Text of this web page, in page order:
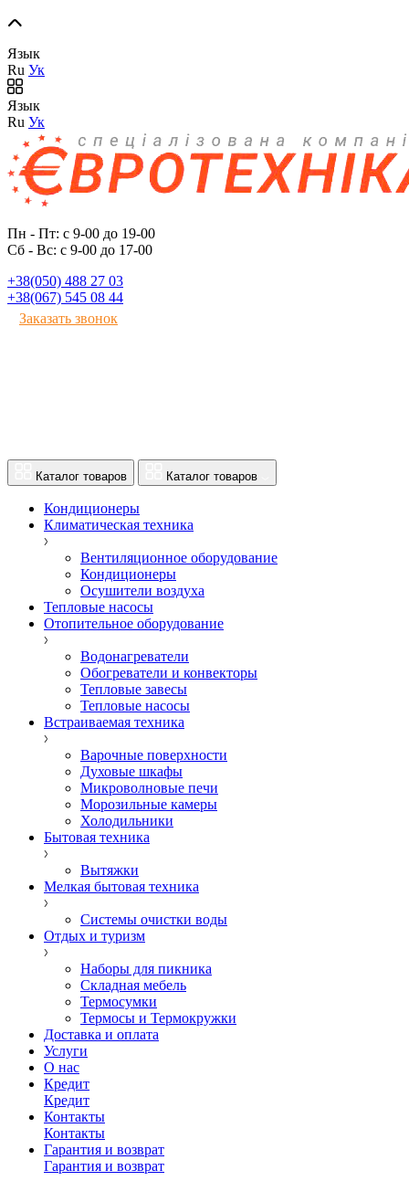
Язык
Ru Ук
Язык
Ru Ук
Пн - Пт: с 9-00 до 19-00
Сб - Вс: с 9-00 до 17-00
+38(050) 488 27 03
+38(067) 545 08 44
Заказать звонок
Каталог товаров Каталог товаров
Кондиционеры
Климатическая техника
Вентиляционное оборудование
Кондиционеры
Осушители воздуха
Тепловые насосы
Отопительное оборудование
Водонагреватели
Обогреватели и конвекторы
Тепловые завесы
Тепловые насосы
Встраиваемая техника
Варочные поверхности
Духовые шкафы
Микроволновые печи
Морозильные камеры
Холодильники
Бытовая техника
Вытяжки
Мелкая бытовая техника
Системы очистки воды
Отдых и туризм
Наборы для пикника
Складная мебель
Термосумки
Термосы и Термокружки
Доставка и оплата
Услуги
О нас
Кредит
Кредит
Контакты
Контакты
Гарантия и возврат
Гарантия и возврат